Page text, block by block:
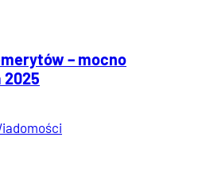
– mocno
2025